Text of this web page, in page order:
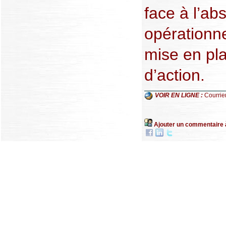
face à
mise en
d’action.
VOIR EN LIGNE :
Ajouter un commentaire